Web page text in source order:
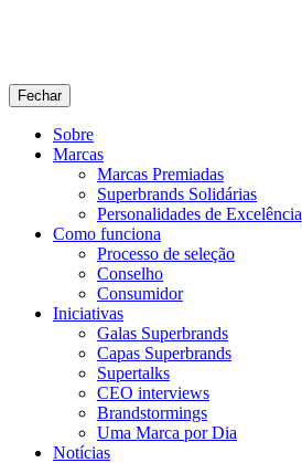
Fechar
Sobre
Marcas
Marcas Premiadas
Superbrands Solidárias
Personalidades de Excelência
Como funciona
Processo de seleção
Conselho
Consumidor
Iniciativas
Galas Superbrands
Capas Superbrands
Supertalks
CEO interviews
Brandstormings
Uma Marca por Dia
Notícias